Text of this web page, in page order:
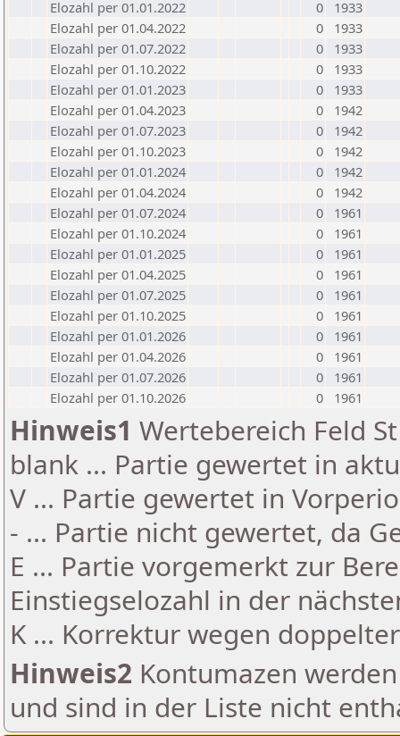
Elozahl per 01.01.2022
0
1933
Elozahl per 01.04.2022
0
1933
Elozahl per 01.07.2022
0
1933
Elozahl per 01.10.2022
0
1933
Elozahl per 01.01.2023
0
1933
Elozahl per 01.04.2023
0
1942
Elozahl per 01.07.2023
0
1942
Elozahl per 01.10.2023
0
1942
Elozahl per 01.01.2024
0
1942
Elozahl per 01.04.2024
0
1942
Elozahl per 01.07.2024
0
1961
Elozahl per 01.10.2024
0
1961
Elozahl per 01.01.2025
0
1961
Elozahl per 01.04.2025
0
1961
Elozahl per 01.07.2025
0
1961
Elozahl per 01.10.2025
0
1961
Elozahl per 01.01.2026
0
1961
Elozahl per 01.04.2026
0
1961
Elozahl per 01.07.2026
0
1961
Elozahl per 01.10.2026
0 1961
Hinweis1 Wertebereich Feld
blank ... Partie gewertet in
V ... Partie gewertet in
- ... Partie nicht gewertet, da
E ... Partie vorgemerkt zur
Einstiegselozahl in der
K ... Korrektur wegen
Hinweis2 Kontumazen
und sind in der Liste nicht